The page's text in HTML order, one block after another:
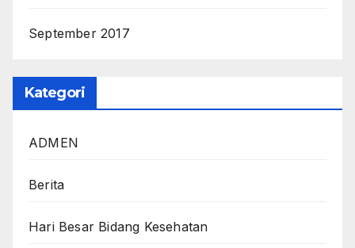
September 2017
Kategori
ADMEN
Berita
Hari Besar Bidang Kesehatan